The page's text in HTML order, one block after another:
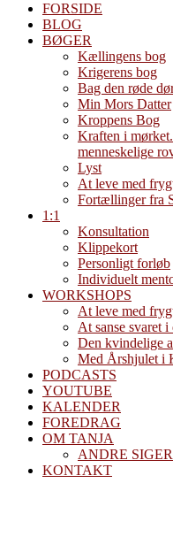
FORSIDE
BLOG
BØGER
Kællingens bog
Krigerens bog
Bag den røde
Min Mors Datter
Kroppens Bog
Kraften i
menneskelige
Lyst
At leve med
Fortællinger fra
1:1
Konsultation
Klippekort
Personligt forløb
Individuelt
WORKSHOPS
At leve med
At sanse svaret
Den kvindelige
Med Årshjulet i
PODCASTS
YOUTUBE
KALENDER
FOREDRAG
OM TANJA
ANDRE SIGER
KONTAKT